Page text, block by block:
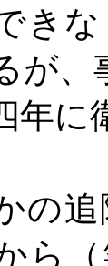
き
が、
に
の追
ら